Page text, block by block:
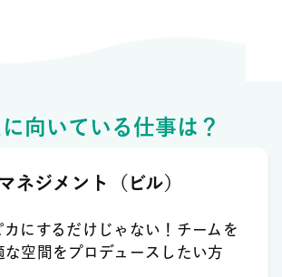
向いている仕事は？
ネジメント（ビル）
カにするだけじゃない！チームを
な空間をプロデュースしたい方